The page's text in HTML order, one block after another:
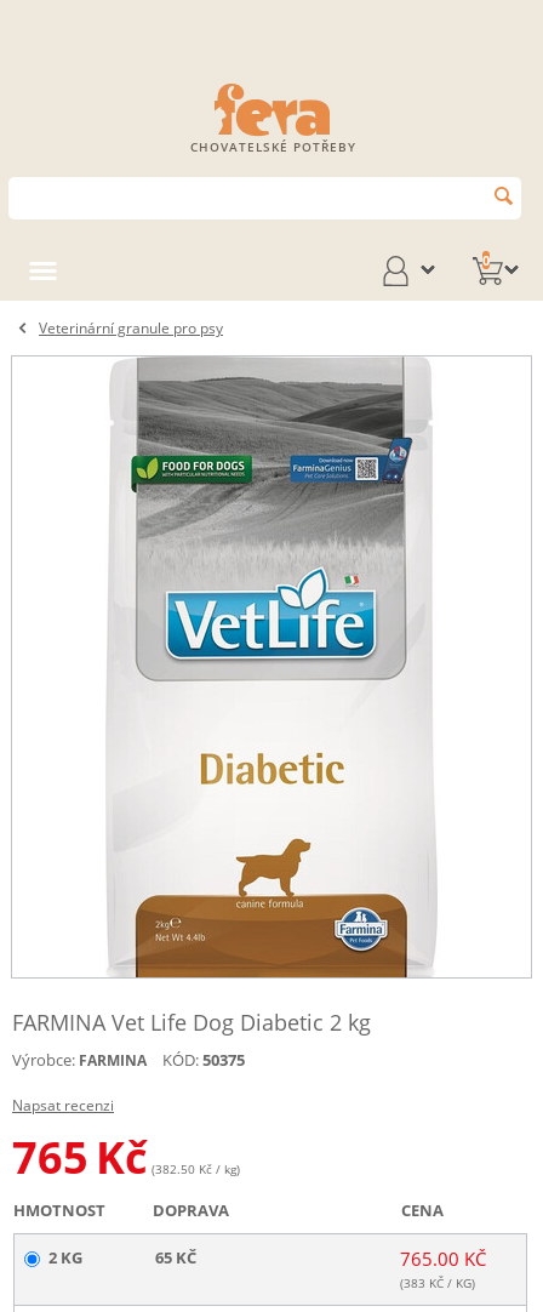
CHOVATELSKÉ POTŘEBY
0
Veterinární granule pro psy
FARMINA Vet Life Dog Diabetic 2 kg
Výrobce: FARMINA KÓD:50375
Napsat recenzi
765 Kč (382.50 Kč / kg)
HMOTNOST DOPRAVA CENA
2 KG 65 KČ 765.00 KČ
(383 KČ / KG)